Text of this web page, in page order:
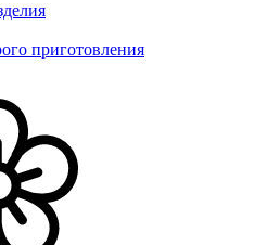
приготовления